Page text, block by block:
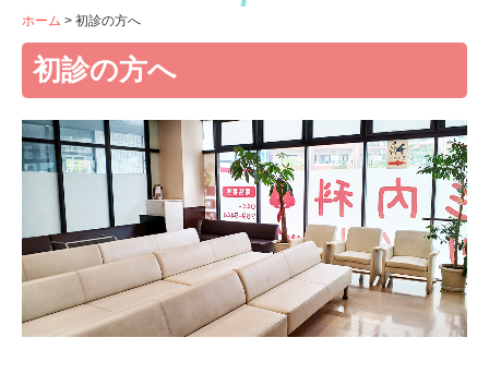
脂質異常症
高尿酸血症・痛風
咳
喘息
マイコプラズマ肺炎
睡眠時無呼吸症候群
禁煙治療
舌下免疫療法
ホーム 初診の方へ
初診の方へ